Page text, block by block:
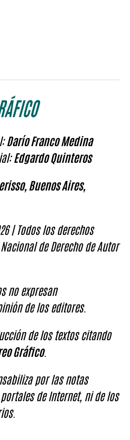
Darío Franco Medina
Edgardo Quinteros
Buenos Aires,
| Todos los derechos
de Derecho de Autor
no expresan
de los editores.
de los textos citando
Gráfico.
por las notas
de Internet, ni de los